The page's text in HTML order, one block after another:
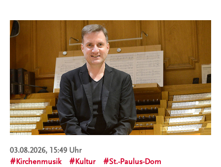
03.08.2026, 15:49 Uhr
Kirchenmusik
Kultur
St.-Paulus-Dom